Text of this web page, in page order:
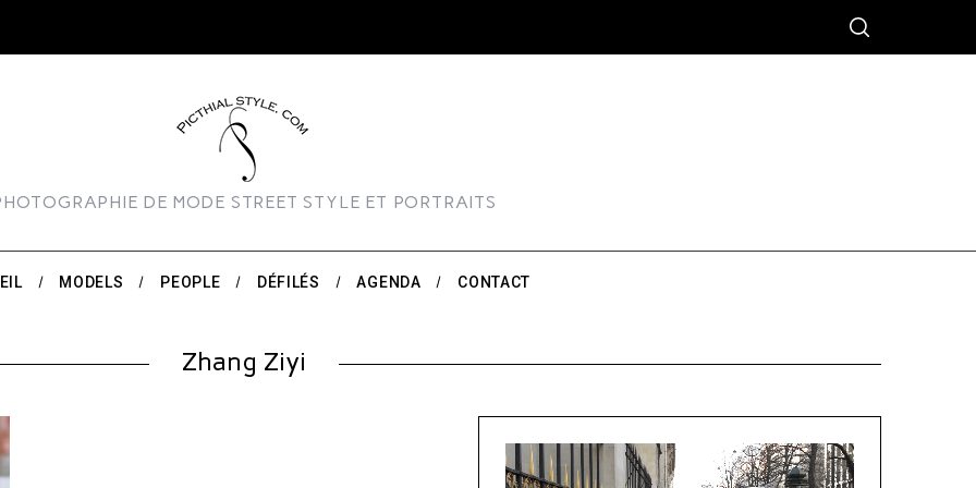
DE MODE STREET STYLE ET PORTRAITS
MODELS PEOPLE DÉFILÉS AGENDA CONTACT
Zhang Ziyi